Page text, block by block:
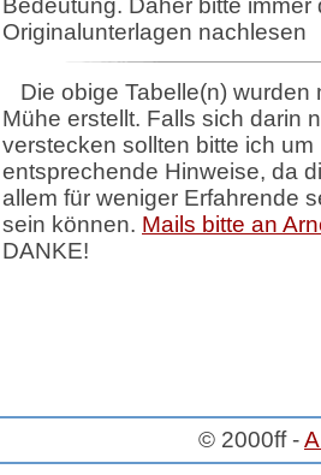
Bedeutung. Daher bitte immer
Originalunterlagen nachlesen
Die obige Tabelle(n) wurden
Mühe erstellt. Falls sich darin
verstecken sollten bitte ich um
entsprechende Hinweise, da
allem für weniger Erfahrende
sein können. Mails bitte an
DANKE!
© 2000ff -